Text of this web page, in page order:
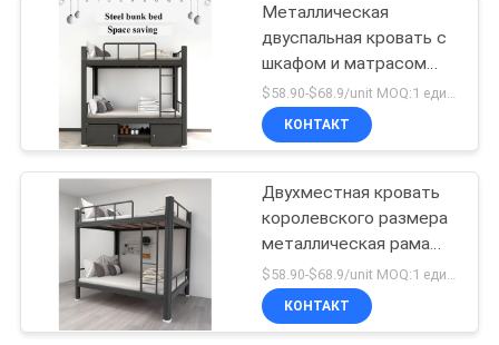
СПРОСИТЕ
ЦИТАТУ
КАРТА
САЙТА
PRIVACY
POLICY
Металлический
мобильный
постамент
30
28
Металлическая
двуспальная кровать с
шкафом и матрасом
дешевая цена хорошее
качество
$58.90-$68.9/unit MOQ:1 единицы
КОНТАКТ
Двухместная кровать
королевского размера
металлическая рама
взрослой кроватка на
чердаке Стальная
кровать на чердаке
$58.90-$68.9/unit MOQ:1 единицы
КОНТАКТ